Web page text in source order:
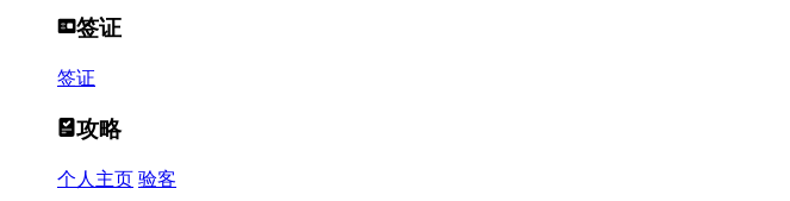
签证
签证
攻略
个人主页 验客